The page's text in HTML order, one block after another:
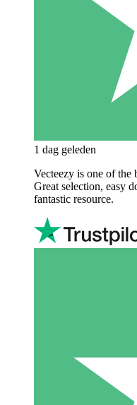
1 dag geleden
Vecteezy is one of the
Great selection, easy
fantastic resource.